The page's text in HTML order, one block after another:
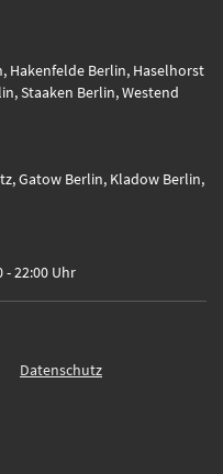
Hakenfelde Berlin, Haselhorst
Staaken Berlin, Westend
Gatow Berlin, Kladow Berlin,
- 22:00 Uhr
Datenschutz